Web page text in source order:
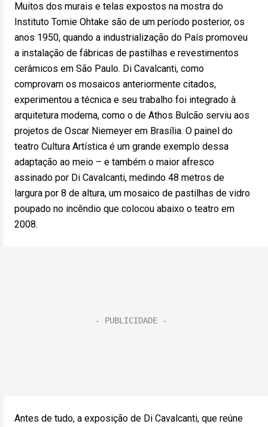
Muitos dos murais e telas expostos na mostra do
Instituto Tomie Ohtake são de um período posterior, os
anos 1950, quando a industrialização do País promoveu
a instalação de fábricas de pastilhas e revestimentos
cerâmicos em São Paulo. Di Cavalcanti, como
comprovam os mosaicos anteriormente citados,
experimentou a técnica e seu trabalho foi integrado à
arquitetura moderna, como o de Athos Bulcão serviu aos
projetos de Oscar Niemeyer em Brasília. O painel do
teatro Cultura Artística é um grande exemplo dessa
adaptação ao meio – e também o maior afresco
assinado por Di Cavalcanti, medindo 48 metros de
largura por 8 de altura, um mosaico de pastilhas de vidro
poupado no incêndio que colocou abaixo o teatro em
2008.
Antes de tudo, a exposição de Di Cavalcanti, que reúne